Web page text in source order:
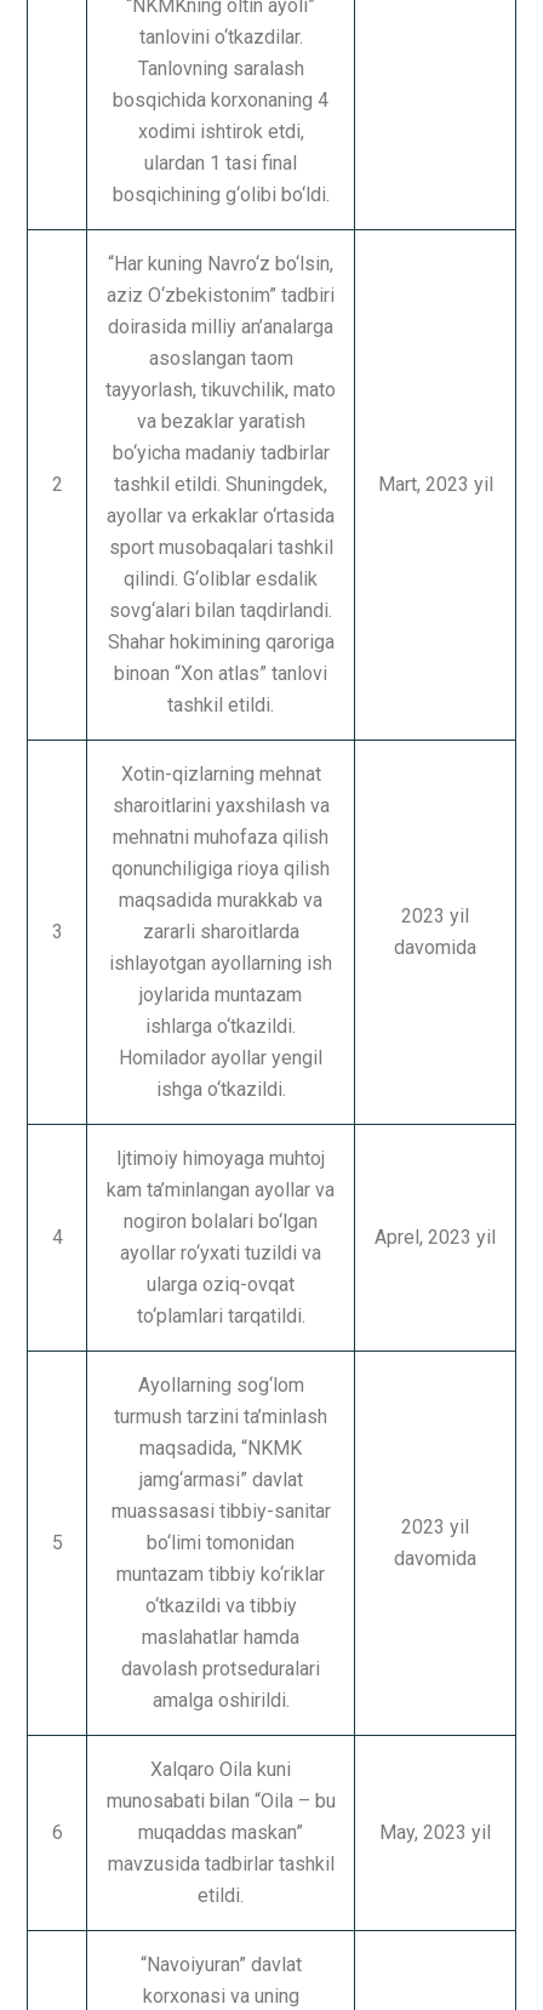
“NKMKning oltin ayoli”
tanlovini o‘tkazdilar.
Tanlovning saralash
bosqichida korxonaning 4
xodimi ishtirok etdi,
ulardan 1 tasi final
bosqichining g‘olibi bo‘ldi.
2
“Har kuning Navro‘z bo‘lsin,
aziz O‘zbekistonim” tadbiri
doirasida milliy an’analarga
asoslangan taom
tayyorlash, tikuvchilik, mato
va bezaklar yaratish
bo‘yicha madaniy tadbirlar
tashkil etildi. Shuningdek,
ayollar va erkaklar o‘rtasida
sport musobaqalari tashkil
qilindi. G‘oliblar esdalik
sovg‘alari bilan taqdirlandi.
Shahar hokimining qaroriga
binoan “Xon atlas” tanlovi
tashkil etildi.
Mart, 2023 yil
3
Xotin-qizlarning mehnat
sharoitlarini yaxshilash va
mehnatni muhofaza qilish
qonunchiligiga rioya qilish
maqsadida murakkab va
zararli sharoitlarda
ishlayotgan ayollarning ish
joylarida muntazam
ishlarga o‘tkazildi.
Homilador ayollar yengil
ishga o‘tkazildi.
2023 yil
davomida
4
Ijtimoiy himoyaga muhtoj
kam ta’minlangan ayollar va
nogiron bolalari bo‘lgan
ayollar ro‘yxati tuzildi va
ularga oziq-ovqat
to‘plamlari tarqatildi.
Aprel, 2023 yil
5
Ayollarning sog‘lom
turmush tarzini ta’minlash
maqsadida, “NKMK
jamg‘armasi” davlat
muassasasi tibbiy-sanitar
bo‘limi tomonidan
muntazam tibbiy ko‘riklar
o‘tkazildi va tibbiy
maslahatlar hamda
davolash protseduralari
amalga oshirildi.
2023 yil
davomida
6
Xalqaro Oila kuni
munosabati bilan “Oila – bu
muqaddas maskan”
mavzusida tadbirlar tashkil
etildi.
May, 2023 yil
“Navoiyuran” davlat
korxonasi va uning